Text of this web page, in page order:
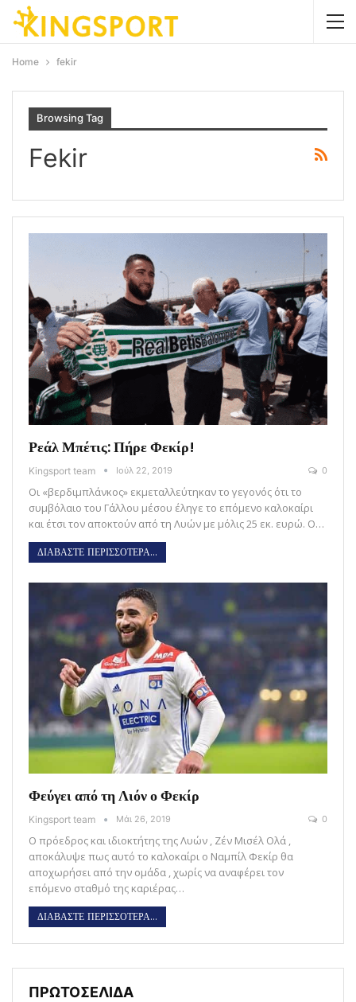
Home fekir
Browsing Tag
Fekir
Ρεάλ Μπέτις: Πήρε Φεκίρ!
Kingsport team Ιούλ 22, 2019 0
Οι «βερδιμπλάνκος» εκμεταλλεύτηκαν το γεγονός ότι το
συμβόλαιο του Γάλλου μέσου έληγε το επόμενο καλοκαίρι
και έτσι τον αποκτούν από τη Λυών με μόλις 25 εκ. ευρώ. Ο…
ΔΙΑΒΑΣΤΕ ΠΕΡΙΣΣΟΤΕΡΑ...
Φεύγει από τη Λιόν ο Φεκίρ
Kingsport team Μάι 26, 2019 0
Ο πρόεδρος και ιδιοκτήτης της Λυών , Ζέν Μισέλ Ολά ,
αποκάλυψε πως αυτό το καλοκαίρι ο Ναμπίλ Φεκίρ θα
αποχωρήσει από την ομάδα , χωρίς να αναφέρει τον
επόμενο σταθμό της καριέρας…
ΔΙΑΒΑΣΤΕ ΠΕΡΙΣΣΟΤΕΡΑ...
ΠΡΩΤΟΣΕΛΙΔΑ